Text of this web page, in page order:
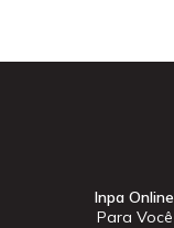
Inpa Online
Para Você